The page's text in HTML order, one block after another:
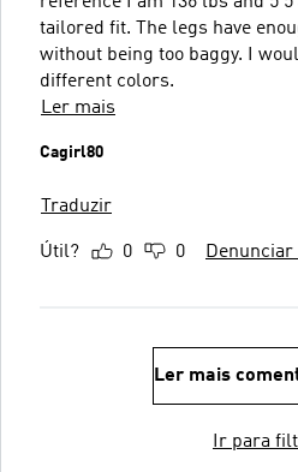
tailored fit. The legs have
without being too baggy. I
different colors.
Ler mais
Cagirl80
Traduzir
Útil? 0 0
Ler mais
Ir para